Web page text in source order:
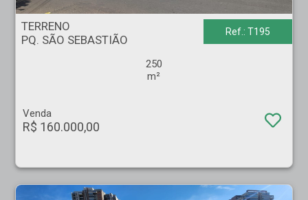
TERRENO - PQ. SÃO SEBASTIÃO - Ribeirão Preto
TERRENO
PQ. SÃO SEBASTIÃO
Ref.: T195
250
m²
Venda
R$ 160.000,00